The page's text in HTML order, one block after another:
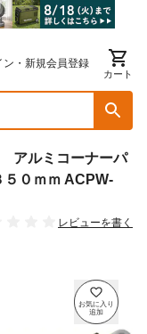
ン・新規会員登録
カート
アルミコーナーパ
０ｍｍ ACPW-
レビューを書く